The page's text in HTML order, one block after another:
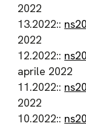
2022
13.2022::
2022
12.2022::
aprile 2022
11.2022::
2022
10.2022::